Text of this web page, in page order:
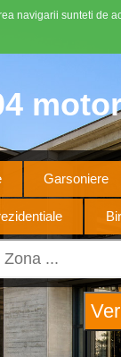
Garsoniere
navigarii sunteti de